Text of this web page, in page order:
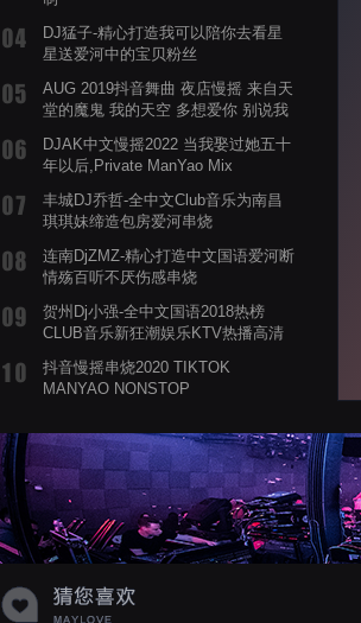
DJ猛子-精心打造我可以陪你去看星
星送爱河中的宝贝粉丝
AUG 2019抖音舞曲 夜店慢摇 来自天
堂的魔鬼 我的天空 多想爱你 别说我
DJAK中文慢摇2022 当我娶过她五十
年以后,Private ManYao Mix
丰城DJ乔哲-全中文Club音乐为南昌
琪琪妹缔造包房爱河串烧
连南DjZMZ-精心打造中文国语爱河断
情殇百听不厌伤感串烧
贺州Dj小强-全中文国语2018热榜
CLUB音乐新狂潮娱乐KTV热播高清
抖音慢摇串烧2020 TIKTOK
MANYAO NONSTOP
蝉爸爸妈妈爱存在夏天的风是想你的
声音啊